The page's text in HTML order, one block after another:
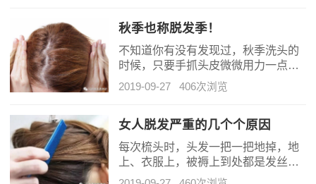
洗头开始，洗头发的手法一定要轻
柔，用指头腹最饱满用揉搓按摩。不
能用指尖抓挠。由于上及下的洗才能
使毛鳞片闭合。 秋季气候干燥，
干性和中性发质的洗发周期可以适当
少的专业洗护产品。 02、洗头以
按摩的要领进行
秋季也称脱发季！
不知道你有没有发现过，秋季洗头的
时候，只要手抓头皮微微用力一点，
你张开你的手掌就会发现有发丝，而
且还挺多。很多人就会为此担心了，
怕会成为秃头。 其实在秋天，脱
发的现象是正常的，秋天的时候大部
分人都会有脱发的情况，只是一些人
比较轻一些人比较重罢了，所以不需
2019-09-27 406次浏览
女人脱发严重的几个个原因
每次梳头时，头发一把一把地掉，地
上、衣服上，被褥上到处都是发丝，
发际线越来越高，头发越来越稀少，